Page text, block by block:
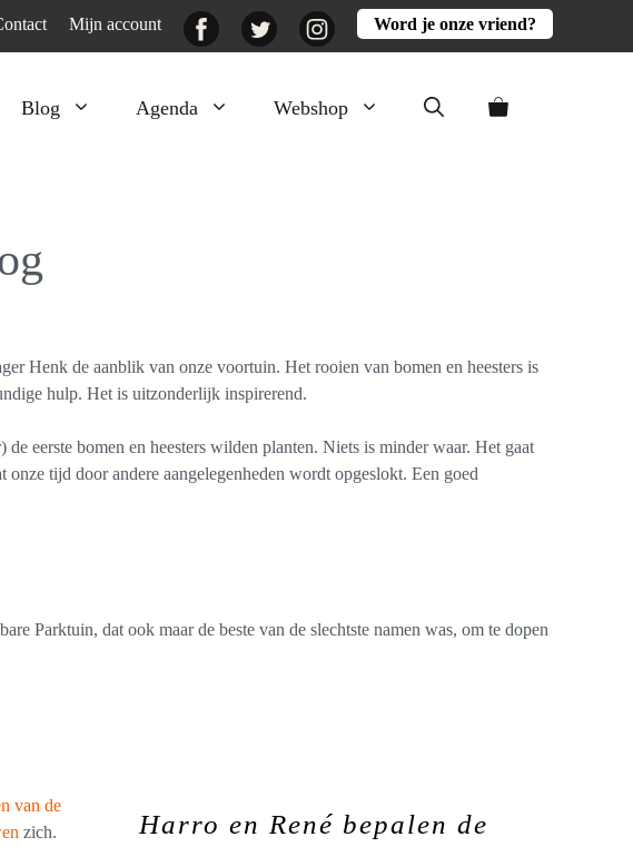
Mijn account FacebookTwitter InstagramWord je onze vriend?
Blog Agenda Webshop
Peulgroenten
Wortelgroenten Lekker
Henk de aanblik van onze voortuin. Het rooien van bomen en heesters is
hulp. Het is uitzonderlijk inspirerend.
de eerste bomen en heesters wilden planten. Niets is minder waar. Het gaat
tijd door andere aangelegenheden wordt opgeslokt. Een goed
Parktuin, dat ook maar de beste van de slechtste namen was, om te dopen
Harro en René bepalen de
van de
zich.